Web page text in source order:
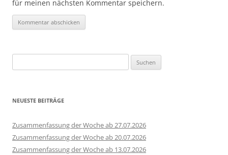
für meinen nächsten Kommentar speichern.
nach:
NEUESTE BEITRÄGE
Zusammenfassung der Woche ab 27.07.2026
Zusammenfassung der Woche ab 20.07.2026
Zusammenfassung der Woche ab 13.07.2026